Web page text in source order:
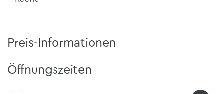
Preis-Informationen
Öffnungszeiten